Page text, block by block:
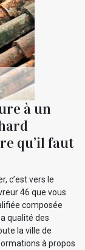
à un
qu’il faut
c’est vers le
46 que vous
composée
qualité des
la ville de
à propos